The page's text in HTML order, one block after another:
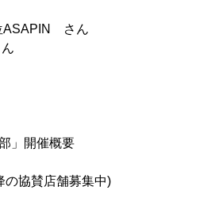
ASAPIN さん
」開催概要
の協賛店舗募集中)